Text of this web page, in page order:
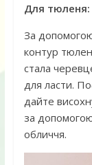
Для тюленя:
За
контур
стала
для ласти.
дайте
за
обличчя.